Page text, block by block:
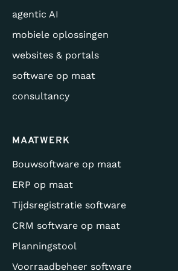
agentic AI
mobiele oplossingen
websites & portals
software op maat
consultancy
MAATWERK
Bouwsoftware op maat
ERP op maat
Tijdsregistratie software
CRM software op maat
Planningstool
Voorraadbeheer software